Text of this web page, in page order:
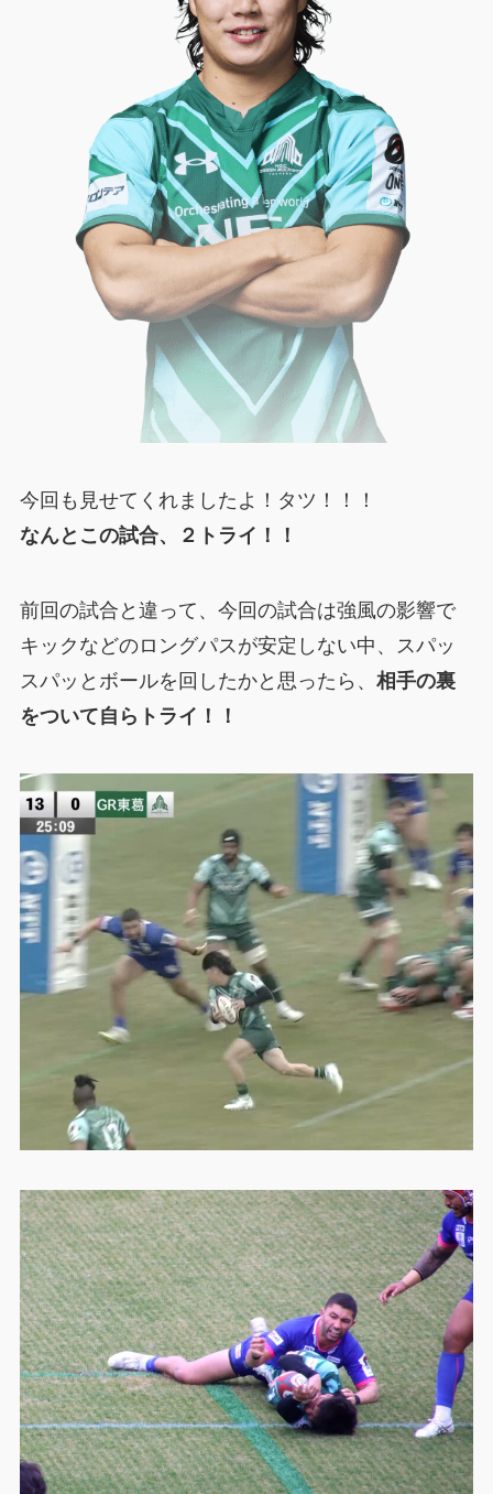
今回も見せてくれましたよ！タツ！！！
なんとこの試合、２トライ！！
前回の試合と違って、今回の試合は強風の影響で
キックなどのロングパスが安定しない中、スパッ
スパッとボールを回したかと思ったら、 相手の裏
をついて自らトライ！！